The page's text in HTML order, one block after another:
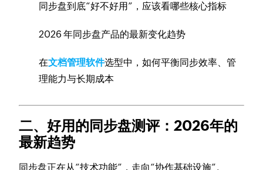
同步盘到底“好不好用”，应该看哪些核心指标
2026 年同步盘产品的最新变化趋势
在文档管理软件选型中，如何平衡同步效率、管
理能力与长期成本
二、好用的同步盘测评：2026年的
最新趋势
同步盘正在从“技术功能”，走向“协作基础设施”。